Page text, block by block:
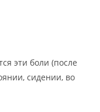
эти боли (после
сидении, во